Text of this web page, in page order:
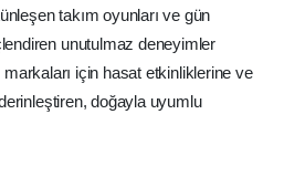
takım oyunları ve gün
unutulmaz deneyimler
markaları için hasat etkinliklerine ve
doğayla uyumlu